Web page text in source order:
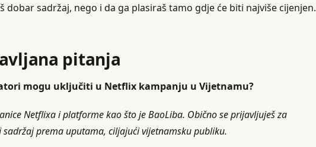
dobar sadržaj, nego i da ga plasiraš tamo gdje će biti najviše cijenjen.
pitanja
mogu uključiti u Netflix kampanju u Vijetnamu?
Netflixa i platforme kao što je BaoLiba. Obično se prijavljuješ za
prema uputama, ciljajući vijetnamsku publiku.